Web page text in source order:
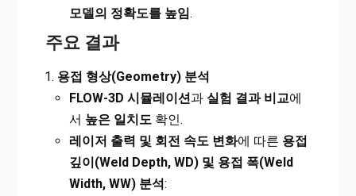
모델의 정확도를 높임.
주요 결과
용접 형상(Geometry) 분석
FLOW-3D 시뮬레이션과 실험 결과 비교에
서 높은 일치도 확인.
레이저 출력 및 회전 속도 변화에 따른 용접
깊이(Weld Depth, WD) 및 용접 폭(Weld
Width, WW) 분석: